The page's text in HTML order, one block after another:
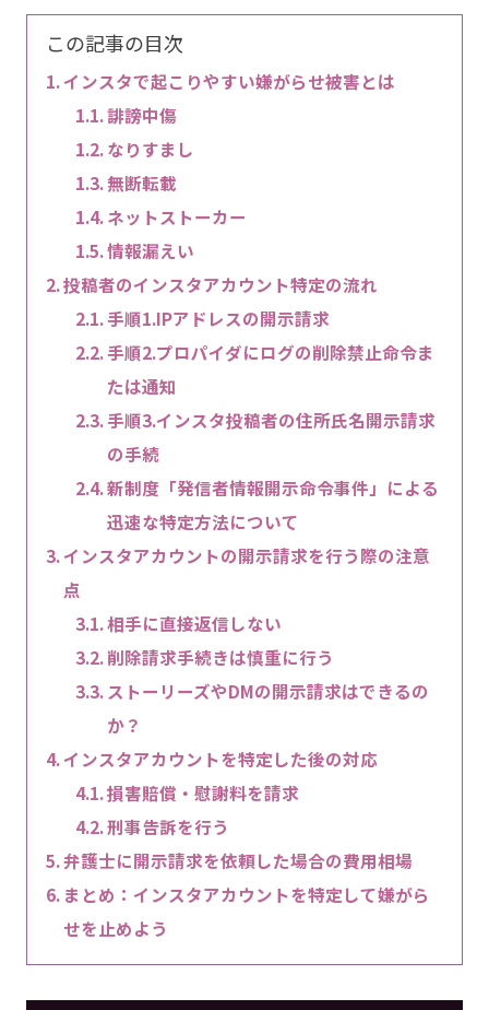
この記事の目次
インスタで起こりやすい嫌がらせ被害とは
誹謗中傷
なりすまし
無断転載
ネットストーカー
情報漏えい
投稿者のインスタアカウント特定の流れ
手順1.IPアドレスの開示請求
手順2.プロパイダにログの削除禁止命令ま
たは通知
手順3.インスタ投稿者の住所氏名開示請求
の手続
新制度「発信者情報開示命令事件」による
迅速な特定方法について
インスタアカウントの開示請求を行う際の注意
点
相手に直接返信しない
削除請求手続きは慎重に行う
ストーリーズやDMの開示請求はできるの
か？
インスタアカウントを特定した後の対応
損害賠償・慰謝料を請求
刑事告訴を行う
弁護士に開示請求を依頼した場合の費用相場
まとめ：インスタアカウントを特定して嫌がら
せを止めよう